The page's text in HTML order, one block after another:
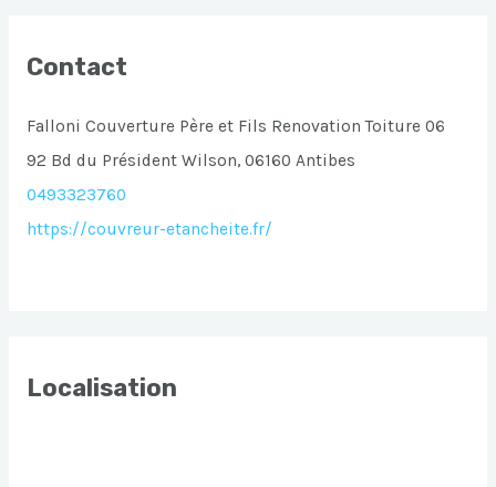
Contact
Falloni Couverture Père et Fils Renovation Toiture 06
92 Bd du Président Wilson, 06160 Antibes
0493323760
https://couvreur-etancheite.fr/
Localisation